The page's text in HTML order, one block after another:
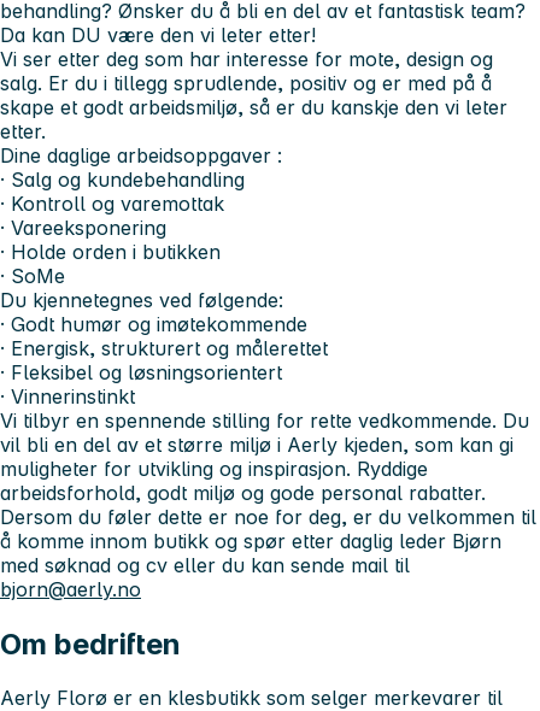
behandling? Ønsker du å bli en del av et fantastisk team?
Da kan DU være den vi leter etter!
Vi ser etter deg som har interesse for mote, design og
salg. Er du i tillegg sprudlende, positiv og er med på å
skape et godt arbeidsmiljø, så er du kanskje den vi leter
etter.
Dine daglige arbeidsoppgaver :
· Salg og kundebehandling
· Kontroll og varemottak
· Vareeksponering
· Holde orden i butikken
· SoMe
Du kjennetegnes ved følgende:
· Godt humør og imøtekommende
· Energisk, strukturert og målerettet
· Fleksibel og løsningsorientert
· Vinnerinstinkt
Vi tilbyr en spennende stilling for rette vedkommende. Du
vil bli en del av et større miljø i Aerly kjeden, som kan gi
muligheter for utvikling og inspirasjon. Ryddige
arbeidsforhold, godt miljø og gode personal rabatter.
Dersom du føler dette er noe for deg, er du velkommen til
å komme innom butikk og spør etter daglig leder Bjørn
med søknad og cv eller du kan sende mail til
bjorn@aerly.no
Om bedriften
Aerly Florø er en klesbutikk som selger merkevarer til